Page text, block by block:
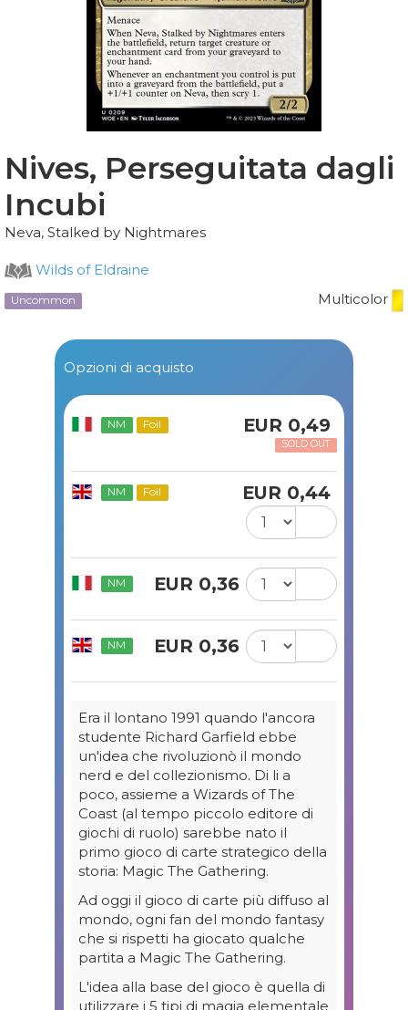
Nives, Perseguitata dagli
Incubi
Neva, Stalked by Nightmares
Wilds of Eldraine
Uncommon Multicolor
Opzioni di acquisto
NM Foil EUR 0,49
SOLD OUT
NM Foil EUR 0,44
NM EUR 0,36
NM EUR 0,36
Era il lontano 1991 quando l'ancora
studente Richard Garfield ebbe
un'idea che rivoluzionò il mondo
nerd e del collezionismo. Di li a
poco, assieme a Wizards of The
Coast (al tempo piccolo editore di
giochi di ruolo) sarebbe nato il
primo gioco di carte strategico della
storia: Magic The Gathering.
Ad oggi il gioco di carte più diffuso al
mondo, ogni fan del mondo fantasy
che si rispetti ha giocato qualche
partita a Magic The Gathering.
L'idea alla base del gioco è quella di
utilizzare i 5 tipi di magia elementale